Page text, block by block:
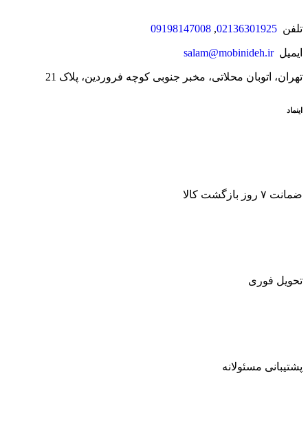
تلفن 02136301925
,
09198147008
ایمیلsalam@mobinideh.ir
تهران، اتوبان محلاتی، مخبر جنوبی کوچه فروردین، پلاک 21
اینماد
ضمانت ۷ روز بازگشت کالا
تحویل فوری
پشتیبانی مسئولانه